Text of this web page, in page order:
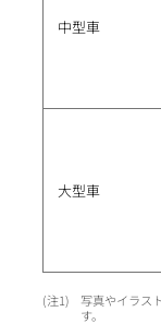
中型車
大型車
1
写真やイラス
す。